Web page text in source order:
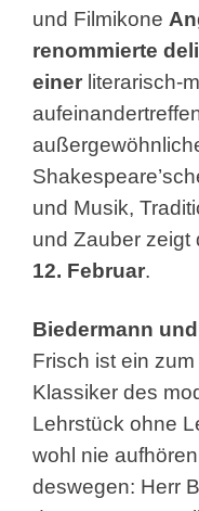
und Filmikone
renommierte
einer literarisch-
und Musik,
und Zauber zeigt
12. Februar.
Biedermann
Frisch ist ein
Klassiker des
Lehrstück ohne
wohl nie
deswegen: Herr